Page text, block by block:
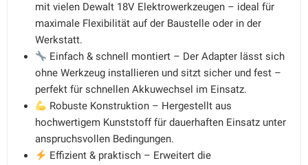
mit vielen Dewalt 18V Elektrowerkzeugen – ideal für
maximale Flexibilität auf der Baustelle oder in der
Werkstatt.
Einfach & schnell montiert – Der Adapter lässt sich
ohne Werkzeug installieren und sitzt sicher und fest –
perfekt für schnellen Akkuwechsel im Einsatz.
Robuste Konstruktion – Hergestellt aus
hochwertigem Kunststoff für dauerhaften Einsatz unter
anspruchsvollen Bedingungen.
Effizient & praktisch – Erweitert die